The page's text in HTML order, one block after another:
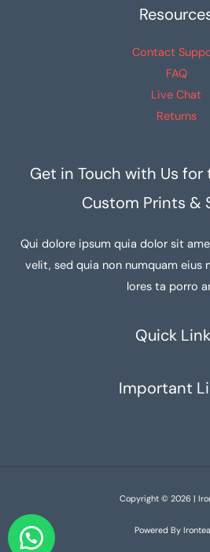
Contact
FAQ
Live Chat
Returns
Get in Touch with Us
Custom Prints &
Qui dolore ipsum quia dolor sit
velit, sed quia non numquam
lores ta porro
Quick
Important
Copyright © 2026 |
Powered By